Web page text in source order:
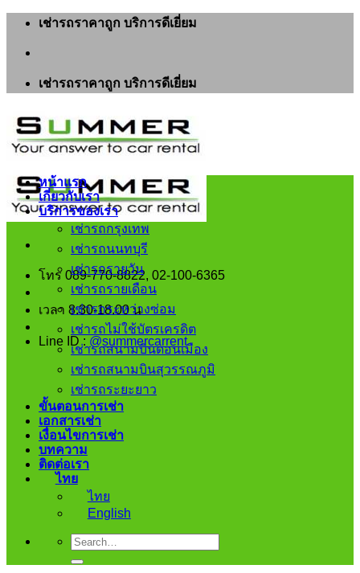
ข้าม
เนื้อหา
เช่ารถราคาถูก บริการดีเยี่ยม
เช่ารถราคาถูก บริการดีเยี่ยม
โทร 089-770-8822, 02-100-6365
เวลา 8.30-18.00 น
Line ID : @summercarrent
หน้าแรก
เกี่ยวกับเรา
บริการของเรา
เช่ารถกรุงเทพ
เช่ารถนนทบุรี
เช่ารถรายวัน
เช่ารถรายเดือน
เช่ารถระหว่างซ่อม
เช่ารถไม่ใช้บัตรเครดิต
เช่ารถสนามบินดอนเมือง
เช่ารถสนามบินสุวรรณภูมิ
เช่ารถระยะยาว
ขั้นตอนการเช่า
เอกสารเช่า
เงื่อนไขการเช่า
บทความ
ติดต่อเรา
ไทย
ไทย
English